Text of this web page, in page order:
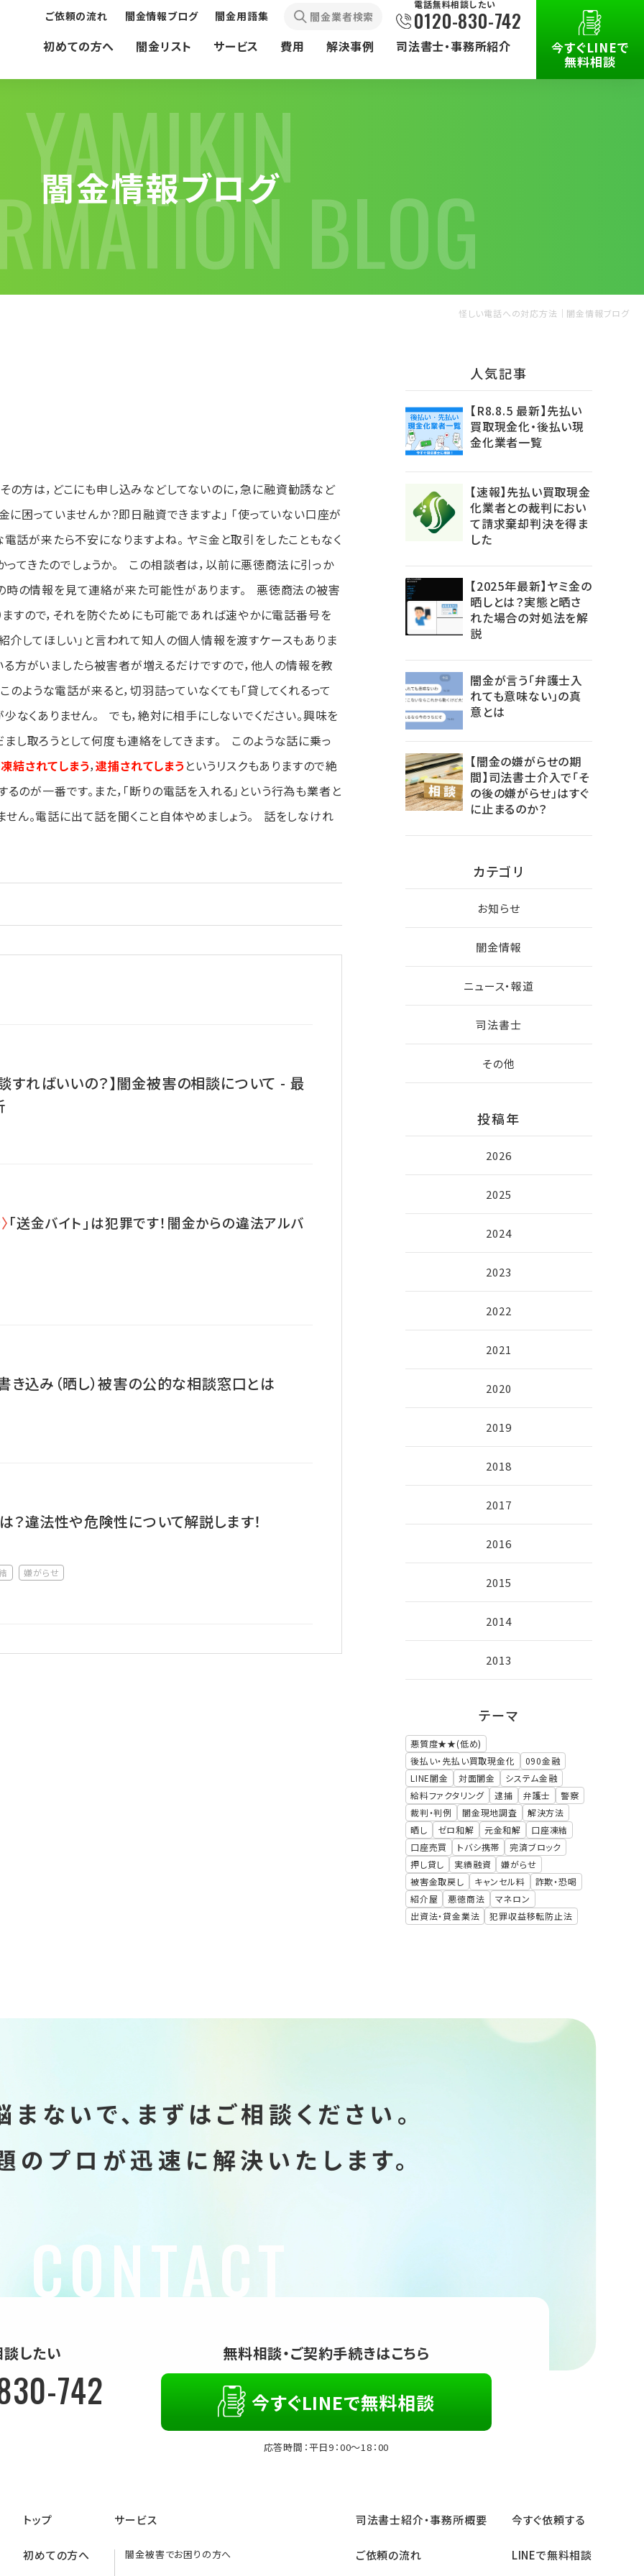
ご依頼の流れ 闇金情報ブログ 闇金用語集 闇⾦業者検索
電話無料相談したい
0120-830-742
初めての方へ 闇金リスト サービス
取扱業務
費用 解決事例 司法書士・事務所紹介
今すぐLINEで
無料相談
YAMIKIN
BLOG
闇金情報ブログ
怪しい電話への対応方法｜闇金情報ブログ
の方は，どこにも申し込みなどしてないのに，急に融資勧誘など
困っていませんか？即日融資できますよ」 「使っていない口座が
話が来たら不安になりますよね。 ヤミ金と取引をしたこともなく
てきたのでしょうか。 この相談者は，以前に悪徳商法に引っか
の時の情報を見て連絡が来た可能性があります。 悪徳商法の被害
すので，それを防ぐためにも可能であれば速やかに電話番号を
介してほしい」と言われて知人の個人情報を渡すケースもありま
方がいましたら被害者が増えるだけですので，他人の情報を教
のような電話が来ると，切羽詰っていなくても「貸してくれるって
少なくありません。 でも，絶対に相手にしないでください。興味を
し取ろうとして何度も連絡をしてきます。 このような話に乗っ
結されてしまう，逮捕されてしまうというリスクもありますので絶
が一番です。また，「断りの電話を入れる」という行為も業者と
ん。電話に出て話を聞くこと自体やめましょう。 話をしなけれ
すればいいの？】闇金被害の相談について - 最
「送金バイト」は犯罪です！闇金からの違法アルバ
き込み（晒し）被害の公的な相談窓口とは
？違法性や危険性について解説します！
嫌がらせ
⼈気記事
【R8.8.5 最新】先払い
買取現金化・後払い現
金化業者一覧
【速報】先払い買取現金
化業者との裁判におい
て請求棄却判決を得ま
した
【2025年最新】ヤミ金の
晒しとは？実態と晒さ
れた場合の対処法を解
説
闇金が言う「弁護士入
れても意味ない」の真
意とは
【闇金の嫌がらせの期
間】司法書士介入で「そ
の後の嫌がらせ」はすぐ
に止まるのか？
カテゴリ
お知らせ
闇金情報
ニュース・報道
司法書士
その他
投稿年
2026
2025
2024
2023
2022
2021
2020
2019
2018
2017
2016
2015
2014
2013
テーマ
悪質度★★(低め)
後払い・先払い買取現金化
090金融
LINE闇金
対面闇金
システム金融
給料ファクタリング
逮捕 弁護士
警察
裁判・判例
闇金現地調査
解決方法
晒し
ゼロ和解 元金和解
口座凍結
口座売買
トバシ携帯
完済ブロック
押し貸し
実績融資
嫌がらせ
被害金取戻し
キャンセル料
詐欺・恐喝
紹介屋
悪徳商法
マネロン
出資法・貸金業法
犯罪収益移転防止法
ないで、 まずはご相談ください。
のプロが迅速に解決いたします。
したい
742
無料相談・ご契約手続きはこちら
今すぐLINEで無料相談
応答時間：平日9：00～18：00
トップ
初めての方へ
サービス
闇金被害でお困りの方へ
司法書⼠紹介‧事務所概要
ご依頼の流れ
今すぐ依頼する
LINEで無料相談